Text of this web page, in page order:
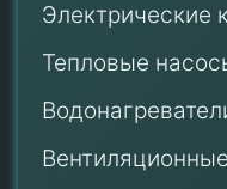
Электрические
Тепловые